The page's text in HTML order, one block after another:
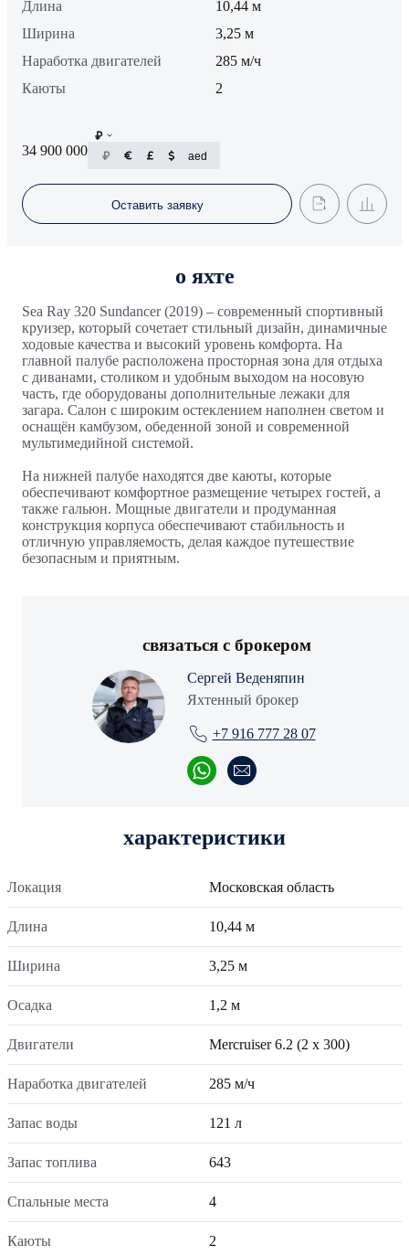
Длина
10,44 м
Ширина
3,25 м
Наработка двигателей
285 м/ч
Каюты
2
34 900 000 aed
Оставить заявку
о яхте
Sea Ray 320 Sundancer (2019) – современный спортивный
круизер, который сочетает стильный дизайн, динамичные
ходовые качества и высокий уровень комфорта. На
главной палубе расположена просторная зона для отдыха
с диванами, столиком и удобным выходом на носовую
часть, где оборудованы дополнительные лежаки для
загара. Салон с широким остеклением наполнен светом и
оснащён камбузом, обеденной зоной и современной
мультимедийной системой.
На нижней палубе находятся две каюты, которые
обеспечивают комфортное размещение четырех гостей, а
также гальюн. Мощные двигатели и продуманная
конструкция корпуса обеспечивают стабильность и
отличную управляемость, делая каждое путешествие
безопасным и приятным.
связаться с брокером
Сергей Веденяпин
Яхтенный брокер
+7 916 777 28 07
характеристики
Локация Московская область
Длина 10,44 м
Ширина 3,25 м
Осадка 1,2 м
Двигатели Mercruiser 6.2 (2 x 300)
Наработка двигателей 285 м/ч
Запас воды 121 л
Запас топлива 643
Спальные места 4
Каюты 2